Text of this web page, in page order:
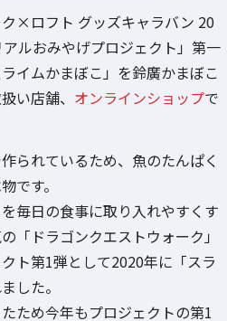
ク×ロフト グッズキャラバン 20
ルおみやげプロジェクト」第一
イムかまぼこ」を鈴廣かまぼこ
い店舗、 オンラインショップで
られているため、魚のたんぱく
です。
毎日の食事に取り入れやすくす
「ドラゴンクエストウォーク」
ト第1弾として2020年に「スラ
した。
ため今年もプロジェクトの第1